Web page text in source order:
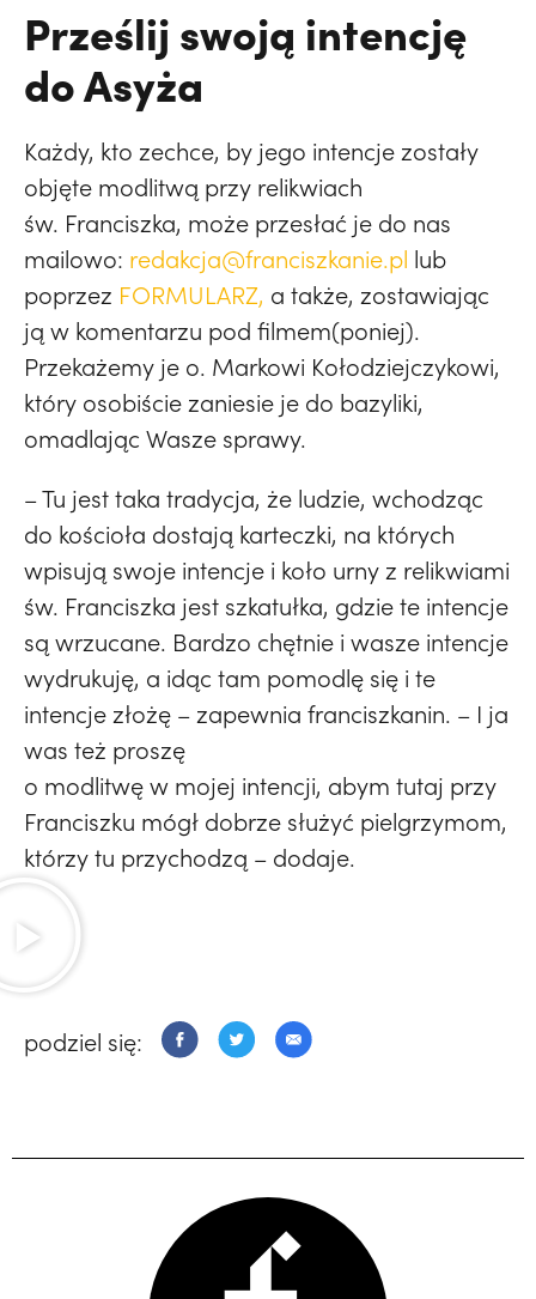
Prześlij swoją intencję
do Asyża
Każdy, kto zechce, by jego intencje zostały
objęte modlitwą przy relikwiach
św. Franciszka, może przesłać je do nas
mailowo: redakcja@franciszkanie.pl lub
poprzez FORMULARZ, a także, zostawiając
ją w komentarzu pod filmem(poniej).
Przekażemy je o. Markowi Kołodziejczykowi,
który osobiście zaniesie je do bazyliki,
omadlając Wasze sprawy.
– Tu jest taka tradycja, że ludzie, wchodząc
do kościoła dostają karteczki, na których
wpisują swoje intencje i koło urny z relikwiami
św. Franciszka jest szkatułka, gdzie te intencje
są wrzucane. Bardzo chętnie i wasze intencje
wydrukuję, a idąc tam pomodlę się i te
intencje złożę – zapewnia franciszkanin. – I ja
was też proszę
o modlitwę w mojej intencji, abym tutaj przy
Franciszku mógł dobrze służyć pielgrzymom,
którzy tu przychodzą – dodaje.
podziel się: